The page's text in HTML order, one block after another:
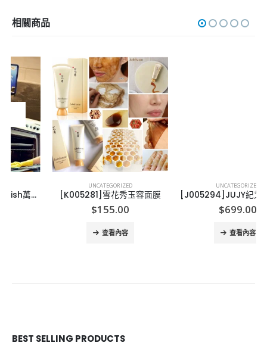
相關商品
UNCATEGORIZED
[K005281]雪花秀玉容面膜
UNCATEGORIZED
[J005294]JUJY紀芝爆脂機瘦身儀
BEST SELLING PRODUCTS